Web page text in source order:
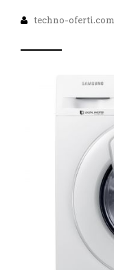
techno-oferti.com